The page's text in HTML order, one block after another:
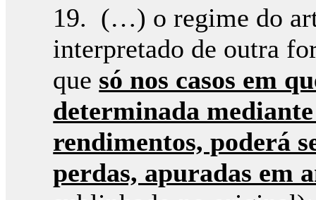
19. (…) o regime do
interpretado de outra
que só nos casos em
determinada
rendimentos, poderá
perdas, apuradas em